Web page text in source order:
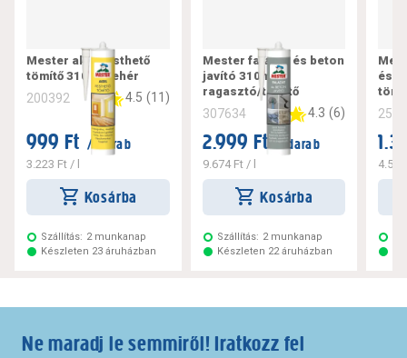
Mester akril festhető
tömítő 310 ml fehér
200392 4.5 (11 )
999 Ft / darab
3.223 Ft / l
Kosárba
Szállítás: 2 munkanap
Készleten 23 áruházban
Mester falazat és beton
javító 310ml,
ragasztó/tömítő
307634 4.3 (6)
2.999 Ft / darab
9.674 Ft/ l
Kosárba
Szállítás: 2 munkanap
Készleten 22 áruházban
és
Ne maradj le semmiről! Iratkozz fel